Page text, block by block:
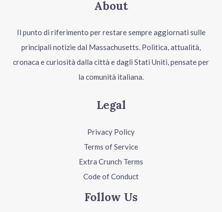
About
Il punto di riferimento per restare sempre aggiornati sulle
principali notizie dal Massachusetts. Politica, attualità,
cronaca e curiosità dalla città e dagli Stati Uniti, pensate per
la comunità italiana.
Legal
Privacy Policy
Terms of Service
Extra Crunch Terms
Code of Conduct
Follow Us